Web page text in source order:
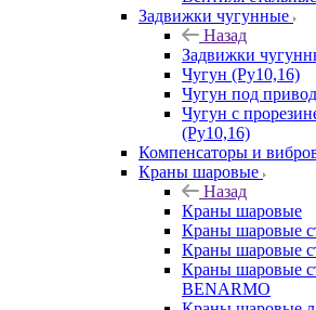
Задвижки чугунные
Назад
Задвижки
Чугун (Ру10,16)
Чугун под
Чугун с
(Ру10,16)
Компенсаторы и
Краны шаровые
Назад
Краны шаровые
Краны шаровые
Краны шаровые
Краны шаровые
BENARMO